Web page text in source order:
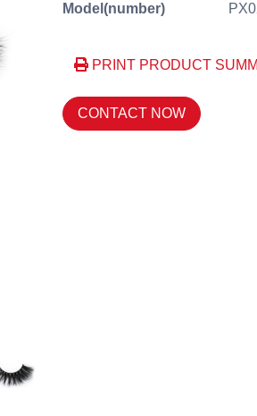
Model(number)
PRINT PRODUCT
CONTACT NOW